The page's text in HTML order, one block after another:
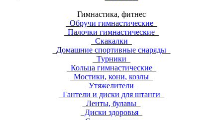
Гимнастика, фитнес
Обручи гимнастические
Палочки гимнастические
Скакалки
Домашние спортивные снаряды
Турники
Кольца гимнастические
Мостики, кони, козлы
Утяжелители
Гантели и диски для штанги
Ленты, булавы
Диски здоровья